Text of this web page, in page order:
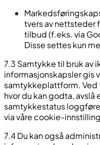
tvers av nettsteder
tilbud (f.eks. via
Disse settes kun
7.3 Samtykke til bruk av
informasjonskapsler gis
samtykkeplattform. Ved
hvor du kan godta, avslå
samtykkestatus
via våre cookie-
7.4 Du kan også